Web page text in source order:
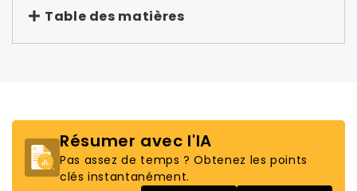
Table des matières
Résumer avec l'IA
Pas assez de temps ? Obtenez les points
clés instantanément.